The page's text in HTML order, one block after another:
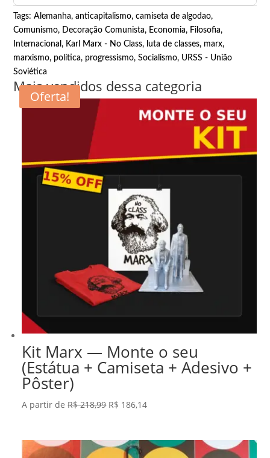
Tags:Alemanha,anticapitalismo,camiseta de algodao,
Comunismo, Decoração Comunista, Economia, Filosofia,
Internacional, Karl Marx - No Class, luta de classes, marx,
marxismo, política, progressismo,Socialismo, URSS - União
Soviética
Mais vendidos dessa categoria
Oferta!
Kit Marx — Monte o seu
(Estátua + Camiseta + Adesivo +
Pôster)
A partir deR$218,99 O
era:
R$ 186,14O
é: